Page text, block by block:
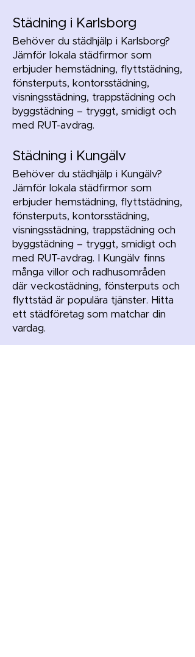
Städning i Karlsborg
Behöver du städhjälp i Karlsborg?
Jämför lokala städfirmor som
erbjuder hemstädning, flyttstädning,
fönsterputs, kontorsstädning,
visningsstädning, trappstädning och
byggstädning – tryggt, smidigt och
med RUT-avdrag.
Städning i Kungälv
Behöver du städhjälp i Kungälv?
Jämför lokala städfirmor som
erbjuder hemstädning, flyttstädning,
fönsterputs, kontorsstädning,
visningsstädning, trappstädning och
byggstädning – tryggt, smidigt och
med RUT-avdrag. I Kungälv finns
många villor och radhusområden
där veckostädning, fönsterputs och
flyttstäd är populära tjänster. Hitta
ett städföretag som matchar din
vardag.